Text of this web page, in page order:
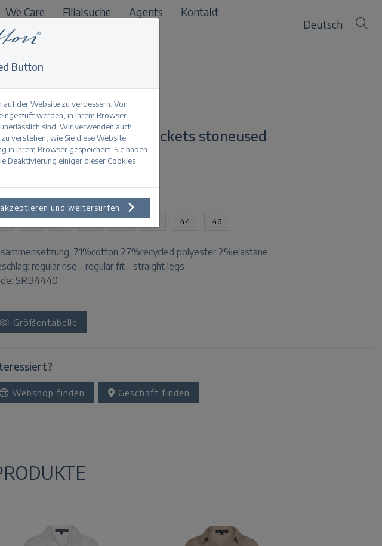
We Care Filialsuche Agents
Kontakt
Deutsch
denim & embroid. pockets stoneused
GRÖSSEN:
44 46
71%cotton 27%recycled polyester 2%elastane
regular rise - regular fit - straight legs
SRB4440
Größentabelle
Webshop finden Geschäft finden
Button
der Website zu verbessern. Von
werden, in Ihrem Browser
sind. Wir verwenden auch
verstehen, wie Sie diese Website
in Ihrem Browser gespeichert. Sie haben
Deaktivierung einiger dieser Cookies
und weitersurfen